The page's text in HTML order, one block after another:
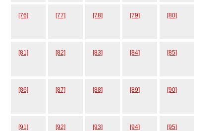
[76] [77] [78] [79] [80]
[81] [82] [83] [84] [85]
[86] [87] [88] [89] [90]
[91] [92] [93] [94] [95]